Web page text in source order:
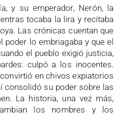
y su emperador, Nerón, la
tocaba la lira y recitaba
Las crónicas cuentan que
poder lo embriagaba y que el
el pueblo exigió justicia,
culpó a los inocentes.
en chivos expiatorios
consolidó su poder sobre las
La historia, una vez más,
los nombres y los